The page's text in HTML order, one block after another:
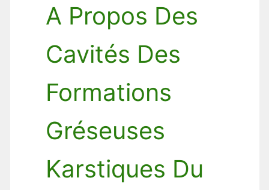
A Propos Des
Cavités Des
Formations
Gréseuses
Karstiques Du